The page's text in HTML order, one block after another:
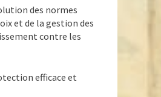
des normes
et de la gestion des
contre les
efficace et